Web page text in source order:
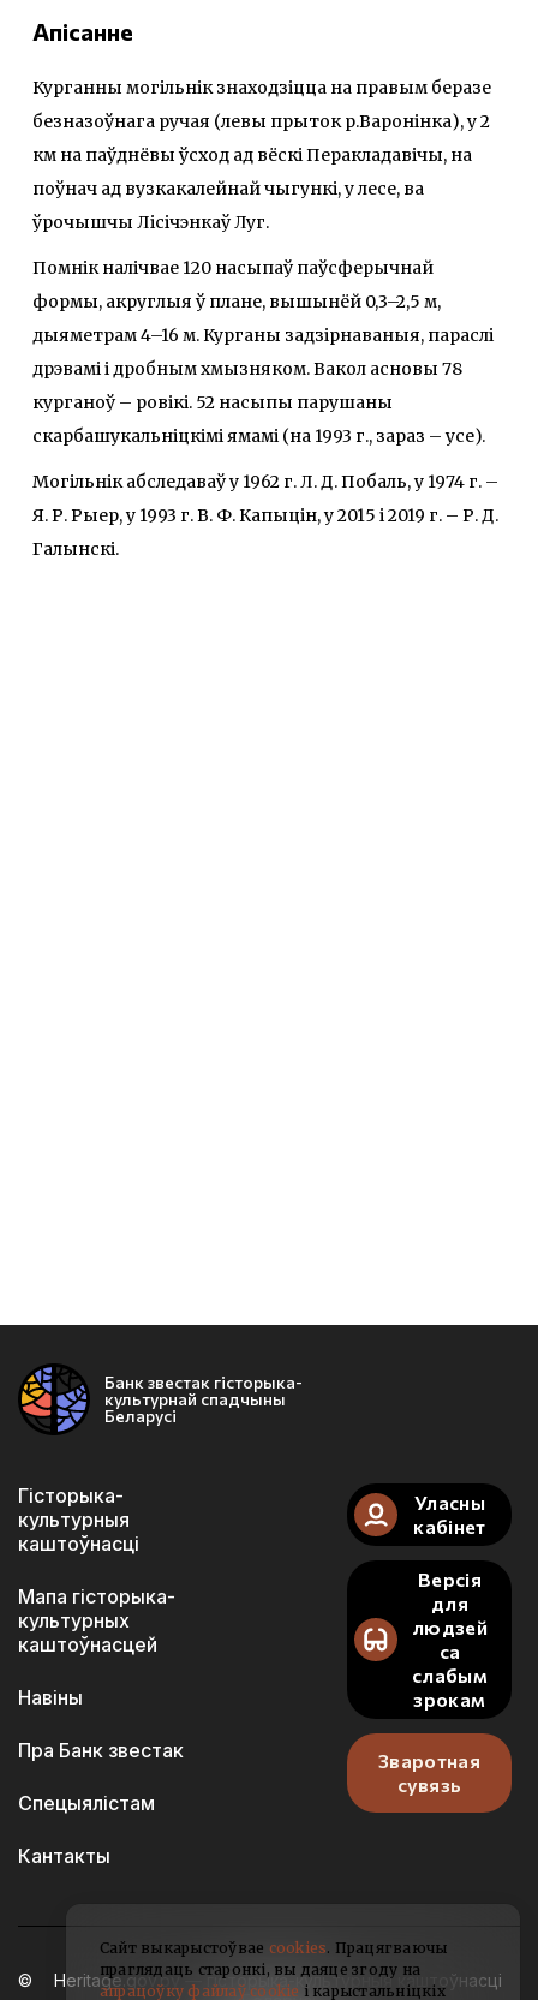
Апісанне
Курганны могільнік знаходзіцца на правым беразе
безназоўнага ручая (левы прыток р.Варонінка), у 2
км на паўднёвы ўсход ад вёскі Перакладавічы, на
поўнач ад вузкакалейнай чыгункі, у лесе, ва
ўрочышчы Лісічэнкаў Луг.
Помнік налічвае 120 насыпаў паўсферычнай
формы, акруглыя ў плане, вышынёй 0,3–2,5 м,
дыяметрам 4–16 м. Курганы задзірнаваныя, параслі
дрэвамі і дробным хмызняком. Вакол асновы 78
курганоў – ровікі. 52 насыпы парушаны
скарбашукальніцкімі ямамі (на 1993 г., зараз – усе).
Могільнік абследаваў у 1962 г. Л. Д. Побаль, у 1974 г. –
Я. Р. Рыер, у 1993 г. В. Ф. Капыцін, у 2015 і 2019 г. – Р. Д.
Галынскі.
Банк звестак гісторыка-
культурнай спадчыны
Беларусі
Гісторыка-
культурныя
каштоўнасці
Мапа гісторыка-
культурных
каштоўнасцей
Навіны
Пра Банк звестак
Спецыялістам
Кантакты
Уласны
кабінет
Версія
для
людзей
са
слабым
зрокам
Зваротная
сувязь
Heritage.gov.by — гісторыка-культурныя каштоўнасці
Сайт выкарыстоўвае cookies. Працягваючы
праглядаць старонкі, вы даяце згоду на
апрацоўку файлаў cookie і карыстальніцкіх